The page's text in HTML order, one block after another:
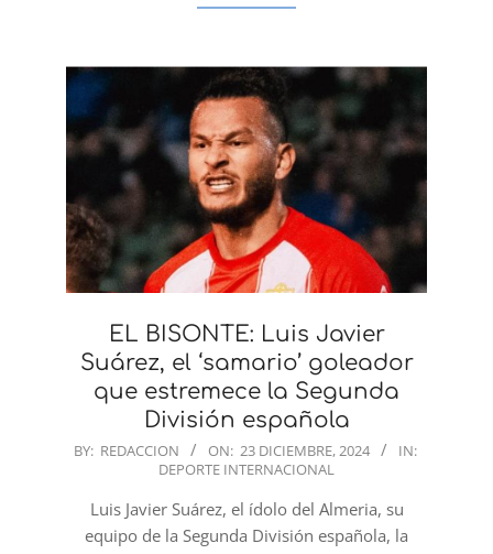
EL BISONTE: Luis Javier
Suárez, el ‘samario’ goleador
que estremece la Segunda
División española
2024-
BY: REDACCION ON: 23 DICIEMBRE, 2024
IN:
DEPORTE INTERNACIONAL
Luis Javier Suárez, el ídolo del Almeria, su
equipo de la Segunda División española, la